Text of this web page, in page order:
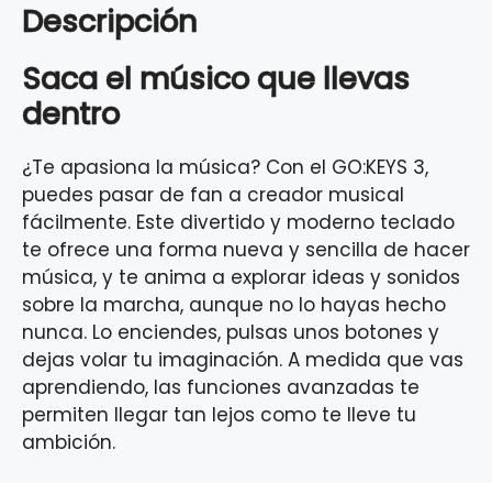
Descripción
Saca el músico que llevas
dentro
¿Te apasiona la música? Con el GO:KEYS 3,
puedes pasar de fan a creador musical
fácilmente. Este divertido y moderno teclado
te ofrece una forma nueva y sencilla de hacer
música, y te anima a explorar ideas y sonidos
sobre la marcha, aunque no lo hayas hecho
nunca. Lo enciendes, pulsas unos botones y
dejas volar tu imaginación. A medida que vas
aprendiendo, las funciones avanzadas te
permiten llegar tan lejos como te lleve tu
ambición.